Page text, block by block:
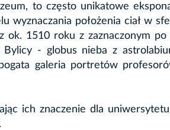
to często unikatowe
wyznaczania położenia ciał w
ok. 1510 roku z zaznaczonym po
- globus nieba z
galeria portretów
ich znaczenie dla